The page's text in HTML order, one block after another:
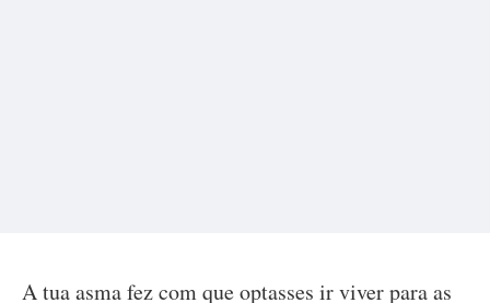
A tua asma fez com que optasses ir viver para as